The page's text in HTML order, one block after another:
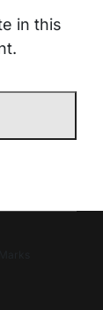
in this